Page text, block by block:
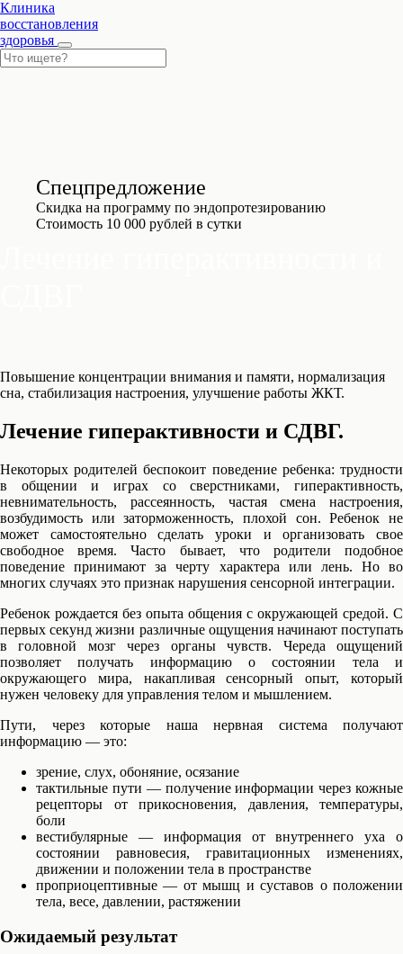
Клиника
восстановления
здоровья
Спецпредложение
Скидка на программу по эндопротезированию
Стоимость 10 000 рублей в сутки
Повышение концентрации внимания и памяти, нормализация
сна, стабилизация настроения, улучшение работы ЖКТ.
Лечение гиперактивности и СДВГ.
Некоторых родителей беспокоит поведение ребенка: трудности
в общении и играх со сверстниками, гиперактивность,
невнимательность, рассеянность, частая смена настроения,
возбудимость или заторможенность, плохой сон. Ребенок не
может самостоятельно сделать уроки и организовать свое
свободное время. Часто бывает, что родители подобное
поведение принимают за черту характера или лень. Но во
многих случаях это признак нарушения сенсорной интеграции.
Ребенок рождается без опыта общения с окружающей средой. С
первых секунд жизни различные ощущения начинают поступать
в головной мозг через органы чувств. Череда ощущений
позволяет получать информацию о состоянии тела и
окружающего мира, накапливая сенсорный опыт, который
нужен человеку для управления телом и мышлением.
Пути, через которые наша нервная система получают
информацию — это:
зрение, слух, обоняние, осязание
тактильные пути — получение информации через кожные
рецепторы от прикосновения, давления, температуры,
боли
вестибулярные — информация от внутреннего уха о
состоянии равновесия, гравитационных изменениях,
движении и положении тела в пространстве
проприоцептивные — от мышц и суставов о положении
тела, весе, давлении, растяжении
Ожидаемый результат